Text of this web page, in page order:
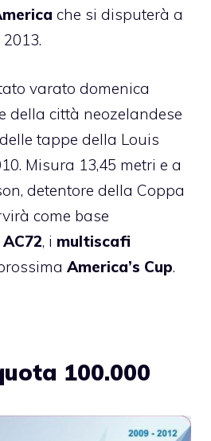
che si disputerà a
varato domenica
della città neozelandese
tappe della Louis
. Misura 13,45 metri e a
detentore della Coppa
come base
AC72, i multiscafi
America’s Cup.
100.000